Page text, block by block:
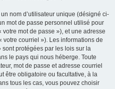
nom d’utilisateur unique (désigné ci-
mot de passe personnel utilisé pour
mot de passe »), et une adresse
courriel »). Les informations de
protégées par les lois sur la
le pays qui nous héberge. Toute
mot de passe et adresse courriel
être obligatoire ou facultative, à la
tous les cas, vous pouvez choisir